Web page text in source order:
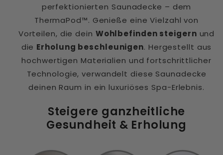
perfektionierten Saunadecke – dem
ThermaPod™. Genieße eine Vielzahl von
Vorteilen, die dein Wohlbefinden steigern und
die Erholung beschleunigen. Hergestellt aus
hochwertigen Materialien und fortschrittlicher
Technologie, verwandelt diese Saunadecke
deinen Raum in ein luxuriöses Spa-Erlebnis.
Steigere ganzheitliche
Gesundheit & Erholung